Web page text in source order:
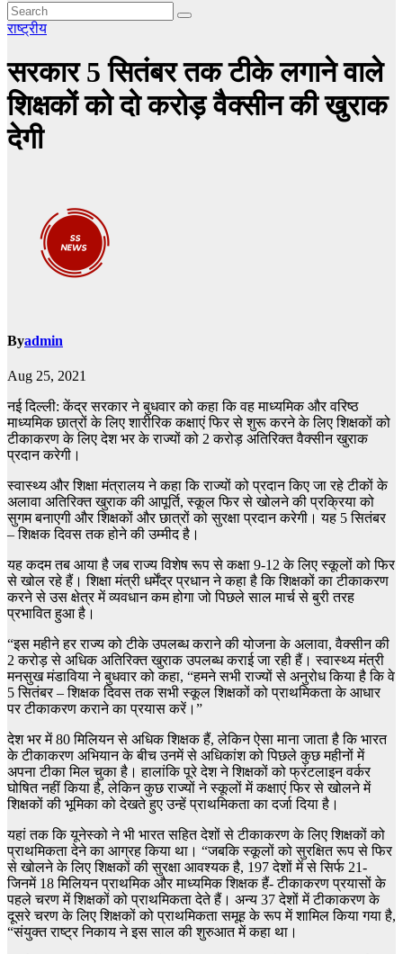
राष्ट्रीय
सरकार 5 सितंबर तक टीके लगाने वाले
शिक्षकों को दो करोड़ वैक्सीन की खुराक
देगी
Byadmin
Aug 25, 2021
नई दिल्ली: केंद्र सरकार ने बुधवार को कहा कि वह माध्यमिक और वरिष्ठ
माध्यमिक छात्रों के लिए शारीरिक कक्षाएं फिर से शुरू करने के लिए शिक्षकों को
टीकाकरण के लिए देश भर के राज्यों को 2 करोड़ अतिरिक्त वैक्सीन खुराक
प्रदान करेगी।
स्वास्थ्य और शिक्षा मंत्रालय ने कहा कि राज्यों को प्रदान किए जा रहे टीकों के
अलावा अतिरिक्त खुराक की आपूर्ति, स्कूल फिर से खोलने की प्रक्रिया को
सुगम बनाएगी और शिक्षकों और छात्रों को सुरक्षा प्रदान करेगी। यह 5 सितंबर
– शिक्षक दिवस तक होने की उम्मीद है।
यह कदम तब आया है जब राज्य विशेष रूप से कक्षा 9-12 के लिए स्कूलों को फिर
से खोल रहे हैं। शिक्षा मंत्री धर्मेंद्र प्रधान ने कहा है कि शिक्षकों का टीकाकरण
करने से उस क्षेत्र में व्यवधान कम होगा जो पिछले साल मार्च से बुरी तरह
प्रभावित हुआ है।
“इस महीने हर राज्य को टीके उपलब्ध कराने की योजना के अलावा, वैक्सीन की
2 करोड़ से अधिक अतिरिक्त खुराक उपलब्ध कराई जा रही हैं। स्वास्थ्य मंत्री
मनसुख मंडाविया ने बुधवार को कहा, “हमने सभी राज्यों से अनुरोध किया है कि वे
5 सितंबर – शिक्षक दिवस तक सभी स्कूल शिक्षकों को प्राथमिकता के आधार
पर टीकाकरण कराने का प्रयास करें।”
देश भर में 80 मिलियन से अधिक शिक्षक हैं, लेकिन ऐसा माना जाता है कि भारत
के टीकाकरण अभियान के बीच उनमें से अधिकांश को पिछले कुछ महीनों में
अपना टीका मिल चुका है। हालांकि पूरे देश ने शिक्षकों को फ्रंटलाइन वर्कर
घोषित नहीं किया है, लेकिन कुछ राज्यों ने स्कूलों में कक्षाएं फिर से खोलने में
शिक्षकों की भूमिका को देखते हुए उन्हें प्राथमिकता का दर्जा दिया है।
यहां तक ​​कि यूनेस्को ने भी भारत सहित देशों से टीकाकरण के लिए शिक्षकों को
प्राथमिकता देने का आग्रह किया था। “जबकि स्कूलों को सुरक्षित रूप से फिर
से खोलने के लिए शिक्षकों की सुरक्षा आवश्यक है, 197 देशों में से सिर्फ 21-
जिनमें 18 मिलियन प्राथमिक और माध्यमिक शिक्षक हैं- टीकाकरण प्रयासों के
पहले चरण में शिक्षकों को प्राथमिकता देते हैं। अन्य 37 देशों में टीकाकरण के
दूसरे चरण के लिए शिक्षकों को प्राथमिकता समूह के रूप में शामिल किया गया है,
“संयुक्त राष्ट्र निकाय ने इस साल की शुरुआत में कहा था।